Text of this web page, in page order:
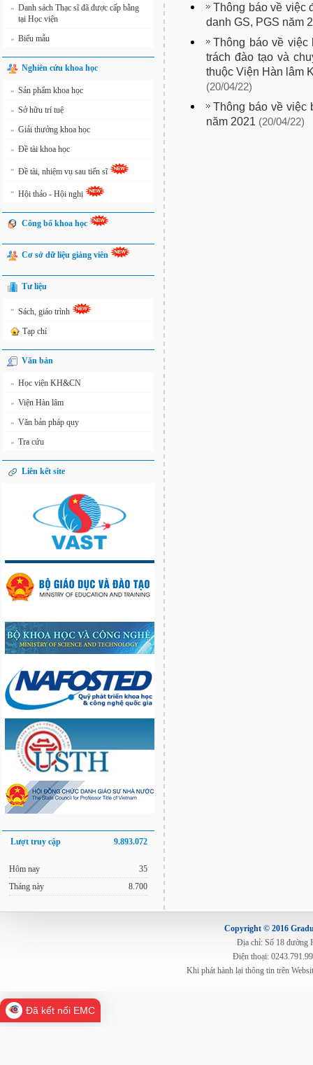
» Danh sách Thạc sĩ đã được cấp bằng
tại Học viện
» Biểu mẫu
Nghiên cứu khoa học
» Sản phẩm khoa học
» Sở hữu trí tuệ
» Giải thưởng khoa học
» Đề tài khoa học
» Đề tài, nhiệm vụ sau tiến sĩ
» Hội thảo - Hội nghị
Công bố khoa học
Cơ sở dữ liệu giảng viên
Tư liệu
» Sách, giáo trình
Tạp chí
Văn bản
» Học viện KH&CN
» Viện Hàn lâm
» Văn bản pháp quy
» Tra cứu
Liên kết site
Lượt truy cập 9.893.072
Hôm nay
Tháng này
35
8.700
Thông báo về việc
danh GS, PGS năm
Thông báo về
trách đào tạo và
thuộc Viện Hàn lâm
(20/04/22)
Thông báo về việc
năm 2021 (20/04/22)
Copyright © 2016
Địa chỉ: Số 18 đường
Điện thoại:
Khi phát hành lại thông tin trên
Đã kết nối EMC